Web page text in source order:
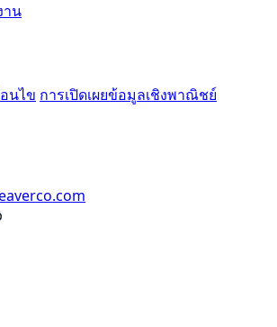
าน
อนไข การเปิดเผยข้อมูลเชิงพาณิชย์